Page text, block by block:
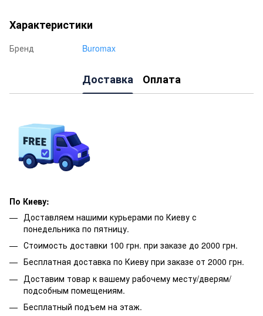
Характеристики
Бренд Buromax
Доставка Оплата
По Киеву:
Доставляем нашими курьерами по Киеву с
понедельника по пятницу.
Стоимость доставки 100 грн. при заказе до 2000 грн.
Бесплатная доставка по Киеву при заказе от 2000 грн.
Доставим товар к вашему рабочему месту/дверям/
подсобным помещениям.
Бесплатный подъем на этаж.